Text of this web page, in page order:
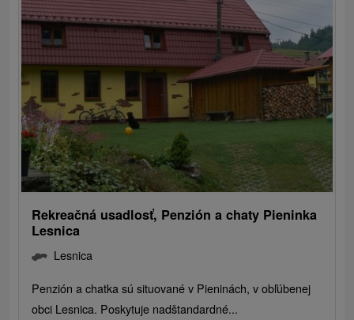
Rekreačná usadlosť, Penzión a chaty Pieninka
Lesnica
Lesnica
Penzión a chatka sú situované v Pieninách, v obľúbenej
obci Lesnica. Poskytuje nadštandardné...